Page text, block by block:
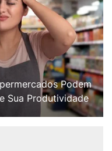
Podem
Sua Produtividade